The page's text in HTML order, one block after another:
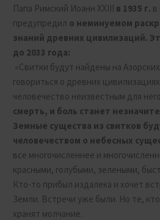
Папа Римский Иоанн XXIII в 1935 г. в
предупредил о неминуемом
знаний древних цивилизаций.
до 2033 года:
«Свитки будут найдены на
говориться о древних
человечество неизвестным для
смерть, и боль станет
Земные существа из свитков
человечеством о небесных
все многочисленнее и
красными, голубыми, зелеными,
Кто-то прибыл издалека и хочет
Земли. Встречи уже были. Но те,
хранят молчание.